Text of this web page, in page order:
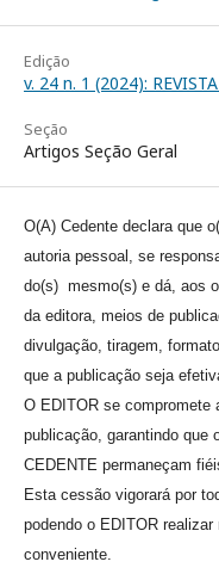
Edição
v. 24 n. 1 (2024):
Seção
Artigos Seção Geral
O(A) Cedente declara que
autoria pessoal, se
do(s) mesmo(s) e dá, aos
da editora, meios de
divulgação, tiragem,
que a publicação seja
O EDITOR se compromete
publicação, garantindo que
CEDENTE permaneçam
Esta cessão vigorará por
podendo o EDITOR
conveniente.